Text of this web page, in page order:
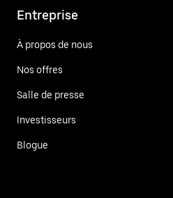
Entreprise
À propos de nous
Nos offres
Salle de presse
Investisseurs
Blogue